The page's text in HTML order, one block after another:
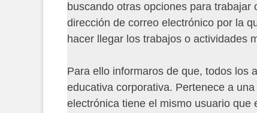
buscando otras opciones para
dirección de correo electrónico por la
hacer llegar los trabajos o actividades
Para ello informaros de que, todos los
educativa corporativa. Pertenece a
electrónica tiene el mismo usuario